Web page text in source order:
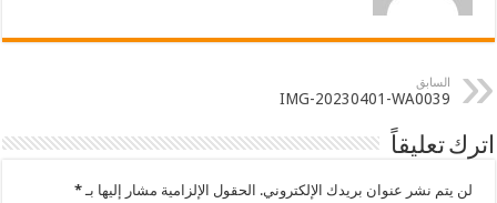
السابق
IMG-20230401-WA0039
اترك تعليقاً
لن يتم نشر عنوان بريدك الإلكتروني. الحقول الإلزامية مشار إليها بـ*